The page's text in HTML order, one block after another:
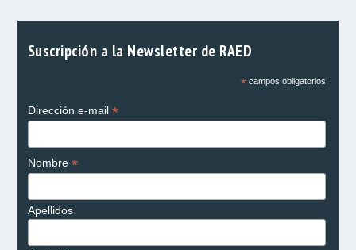
Suscripción a la Newsletter de RAED
*campos obligatorios
Dirección e-mail *
Nombre *
Apellidos